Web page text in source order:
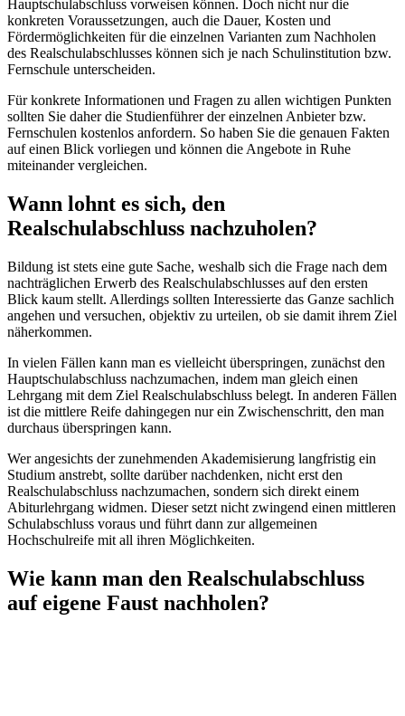
Hauptschulabschluss vorweisen können. Doch nicht nur die
konkreten Voraussetzungen, auch die Dauer, Kosten und
Fördermöglichkeiten für die einzelnen Varianten zum Nachholen
des Realschulabschlusses können sich je nach Schulinstitution bzw.
Fernschule unterscheiden.
Für konkrete Informationen und Fragen zu allen wichtigen Punkten
sollten Sie daher die Studienführer der einzelnen Anbieter bzw.
Fernschulen kostenlos anfordern. So haben Sie die genauen Fakten
auf einen Blick vorliegen und können die Angebote in Ruhe
miteinander vergleichen.
Wann lohnt es sich, den
Realschulabschluss nachzuholen?
Bildung ist stets eine gute Sache, weshalb sich die Frage nach dem
nachträglichen Erwerb des Realschulabschlusses auf den ersten
Blick kaum stellt. Allerdings sollten Interessierte das Ganze sachlich
angehen und versuchen, objektiv zu urteilen, ob sie damit ihrem Ziel
näherkommen.
In vielen Fällen kann man es vielleicht überspringen, zunächst den
Hauptschulabschluss nachzumachen, indem man gleich einen
Lehrgang mit dem Ziel Realschulabschluss belegt. In anderen Fällen
ist die mittlere Reife dahingegen nur ein Zwischenschritt, den man
durchaus überspringen kann.
Wer angesichts der zunehmenden Akademisierung langfristig ein
Studium anstrebt, sollte darüber nachdenken, nicht erst den
Realschulabschluss nachzumachen, sondern sich direkt einem
Abiturlehrgang widmen. Dieser setzt nicht zwingend einen mittleren
Schulabschluss voraus und führt dann zur allgemeinen
Hochschulreife mit all ihren Möglichkeiten.
Wie kann man den Realschulabschluss
auf eigene Faust nachholen?